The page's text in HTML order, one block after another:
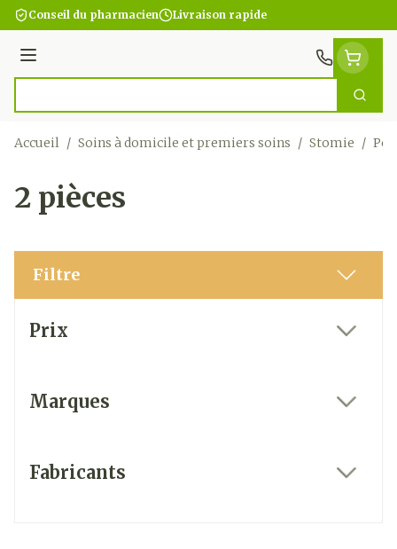
Aller au contenu
Conseil du pharmacien Livraison rapide
Menu
Accueil / Soins à domicile et premiers soins / Stomie /
2 pièces
Filtre
Prix
Marques
Fabricants